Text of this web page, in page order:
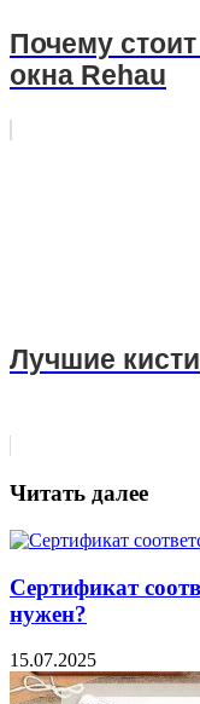
Почему
окна Rehau
Лучшие кисти
Читать далее
Сертификат
нужен?
15.07.2025